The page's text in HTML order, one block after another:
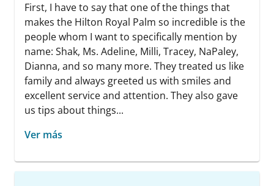
First, I have to say that one of the things that
makes the Hilton Royal Palm so incredible is the
people whom I want to specifically mention by
name: Shak, Ms. Adeline, Milli, Tracey, NaPaley,
Dianna, and so many more. They treated us like
family and always greeted us with smiles and
excellent service and attention. They also gave
us tips about things...
Ver más